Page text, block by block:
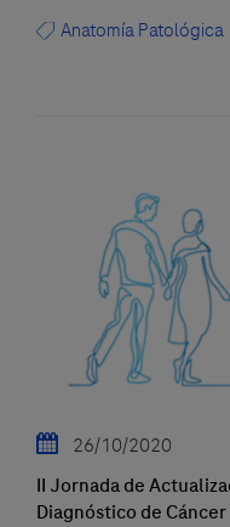
Anatomía Patológica
26/10/2020
II Jornada de
Diagnóstico de Cáncer